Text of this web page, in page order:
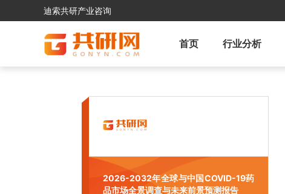
迪索共研产业咨询
首页 行业分析
2026-2032年全球与中国COVID-19药
品市场全景调查与未来前景预测报告